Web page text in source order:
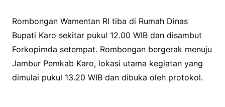
Rombongan Wamentan RI tiba di Rumah Dinas
Bupati Karo sekitar pukul 12.00 WIB dan disambut
Forkopimda setempat. Rombongan bergerak menuju
Jambur Pemkab Karo, lokasi utama kegiatan yang
dimulai pukul 13.20 WIB dan dibuka oleh protokol.